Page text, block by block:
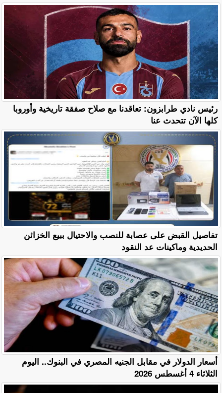
رئيس نادي طرابزون: تعاقدنا مع صلاح صفقة تاريخية وأوروبا
كلها الآن تتحدث عنا
تفاصيل القبض على عصابة للنصب والاحتيال ببيع الخزائن
الحديدية وماكينات عد النقود
أسعار الدولار في مقابل الجنيه المصري في البنوك.. اليوم
الثلاثاء 4 أغسطس 2026